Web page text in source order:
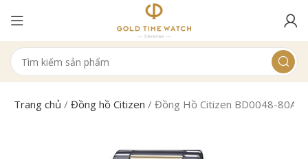
Trang chủ /Đồng hồ Citizen /Đồng Hồ Citizen BD0048-80A